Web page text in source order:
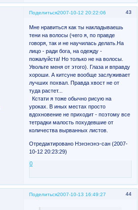
Поделиться 43
2007-10-12 20:22:06
Мне нравиться как ты накладываешь
тени на волосы (чего я, по правде
говоря, так и не научилась делать.На
лицо - ради бога, на одежду -
пожалуйста! Но только не на волосы.
Увольте меня от этого). Глаза и вправду
хороши. А китсуне вообще заслуживает
лучших похвал. Правда хвост не от
туда растет...
Кстати я тоже обычно рисую на
уроках. В иных местах просто
вдохновение не приходит - поэтому все
тетрадки малость похудевшие от
количества вырванных листов.
Отредактировано Нэнэнэнэ-сан (2007-
10-12 20:23:29)
0
Поделиться 44
2007-10-13 16:49:27